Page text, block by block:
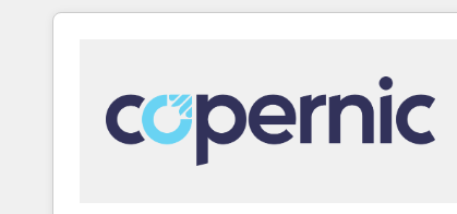
service creative agencies in the HubSpot
regionalized HubSpot websites, integrated
marketing campaigns, & RevOps frameworks that
fuel long-term success We connect the entire
customer lifecycle through seamless integrations,